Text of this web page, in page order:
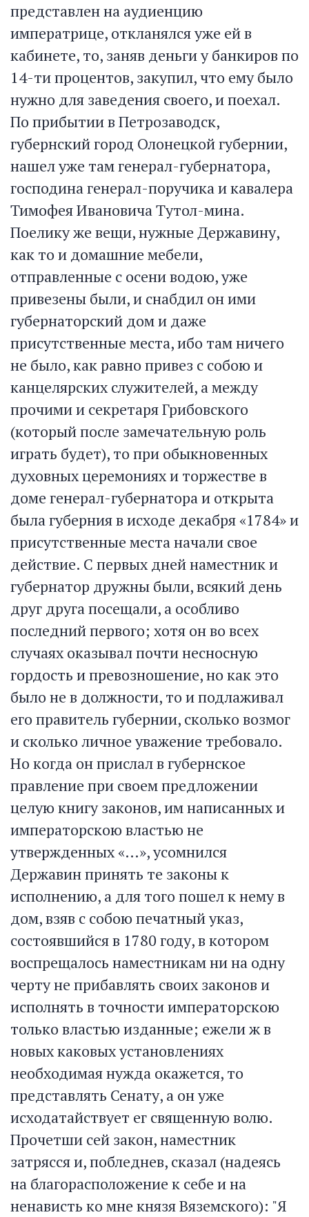
представлен на аудиенцию
императрице, откланялся уже ей в
кабинете, то, заняв деньги у банкиров по
14-ти процентов, закупил, что ему было
нужно для заведения своего, и поехал.
По прибытии в Петрозаводск,
губернский город Олонецкой губернии,
нашел уже там генерал-губернатора,
господина генерал-поручика и кавалера
Тимофея Ивановича Тутол-мина.
Поелику же вещи, нужные Державину,
как то и домашние мебели,
отправленные с осени водою, уже
привезены были, и снабдил он ими
губернаторский дом и даже
присутственные места, ибо там ничего
не было, как равно привез с собою и
канцелярских служителей, а между
прочими и секретаря Грибовского
(который после замечательную роль
играть будет), то при обыкновенных
духовных церемониях и торжестве в
доме генерал-губернатора и открыта
была губерния в исходе декабря «1784» и
присутственные места начали свое
действие. С первых дней наместник и
губернатор дружны были, всякий день
друг друга посещали, а особливо
последний первого; хотя он во всех
случаях оказывал почти несносную
гордость и превозношение, но как это
было не в должности, то и подлаживал
его правитель губернии, сколько возмог
и сколько личное уважение требовало.
Но когда он прислал в губернское
правление при своем предложении
целую книгу законов, им написанных и
императорскою властью не
утвержденных «…», усомнился
Державин принять те законы к
исполнению, а для того пошел к нему в
дом, взяв с собою печатный указ,
состоявшийся в 1780 году, в котором
воспрещалось наместникам ни на одну
черту не прибавлять своих законов и
исполнять в точности императорскою
только властью изданные; ежели ж в
новых каковых установлениях
необходимая нужда окажется, то
представлять Сенату, а он уже
исходатайствует ег священную волю.
Прочетши сей закон, наместник
затрясся и, побледнев, сказал (надеясь
на благорасположение к себе и на
ненависть ко мне князя Вяземского): "Я